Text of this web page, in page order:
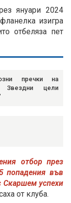
януари 2024
изигра
отбеляза пет
пречки на
Звездни цели
отбор през
попадения във
Скаршем успехи
от клуба.